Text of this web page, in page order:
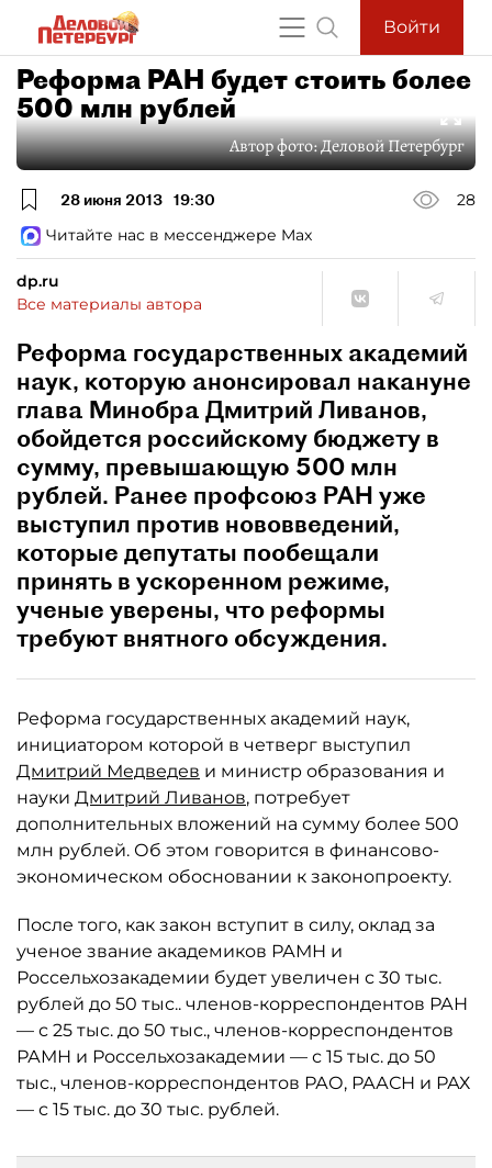
Войти
Реформа РАН будет стоить более
500 млн рублей
Автор фото:Деловой Петербург
28 июня 2013 19:30
28
Читайте нас в мессенджере Max
dp.ru
Все материалы автора
Реформа государственных академий
наук, которую анонсировал накануне
глава Минобра Дмитрий Ливанов,
обойдется российскому бюджету в
сумму, превышающую 500 млн
рублей. Ранее профсоюз РАН уже
выступил против нововведений,
которые депутаты пообещали
принять в ускоренном режиме,
ученые уверены, что реформы
требуют внятного обсуждения.
Реформа государственных академий наук,
инициатором которой в четверг выступил
Дмитрий Медведев и министр образования и
науки Дмитрий Ливанов, потребует
дополнительных вложений на сумму более 500
млн рублей. Об этом говорится в финансово-
экономическом обосновании к законопроекту.
После того, как закон вступит в силу, оклад за
ученое звание академиков РАМН и
Россельхозакадемии будет увеличен с 30 тыс.
рублей до 50 тыс.. членов-корреспондентов РАН
— с 25 тыс. до 50 тыс., членов-корреспондентов
РАМН и Россельхозакадемии — с 15 тыс. до 50
тыс., членов-корреспондентов РАО, РААСН и РАХ
— с 15 тыс. до 30 тыс. рублей.